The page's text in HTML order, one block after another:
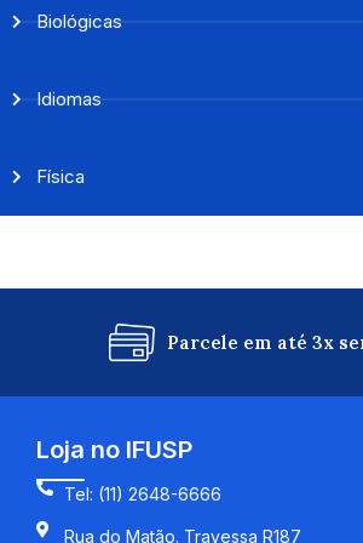
Biológicas
Idiomas
Física
Parcele em até 3x
Loja no IFUSP
Tel: (11) 2648-6666
Rua do Matão. Travessa R187